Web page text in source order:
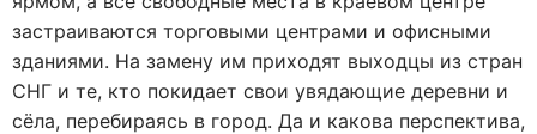
застраиваются торговыми центрами и офисными
зданиями. На замену им приходят выходцы из стран
СНГ и те, кто покидает свои увядающие деревни и
сёла, перебираясь в город. Да и какова перспектива,